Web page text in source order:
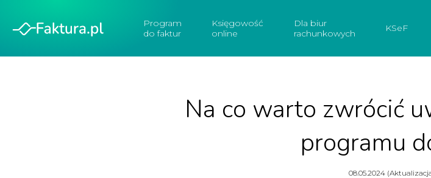
Program
do faktur
Księgowość
online
Dla biur
rachunkowych
KSeF
Na co warto zwrócić
programu
08.05.2024